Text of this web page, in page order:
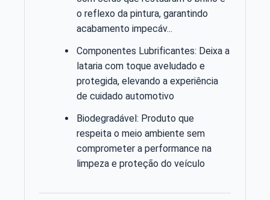
o reflexo da pintura, garantindo
acabamento impecáv...
Componentes Lubrificantes: Deixa a
lataria com toque aveludado e
protegida, elevando a experiência
de cuidado automotivo
Biodegradável: Produto que
respeita o meio ambiente sem
comprometer a performance na
limpeza e proteção do veículo